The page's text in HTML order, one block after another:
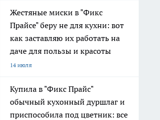
Жестяные миски в "Фикс
Прайсе" беру не для кухни: вот
как заставляю их работать на
даче для пользы и красоты
14 июля
Купила в "Фикс Прайс"
обычный кухонный дуршлаг и
приспособила под цветник: все